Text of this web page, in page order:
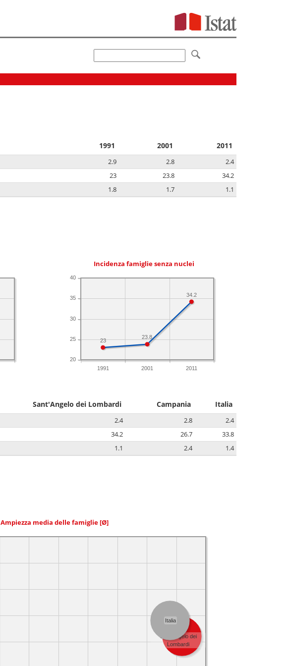
1991 2001 2011
2.9 2.8
2.4
23 23.8
34.2
1.8 1.7 1.1
Incidenza famiglie senza nuclei
1991 2001 2011
20
25
30
35
40
34.2
23.8
23
Sant'Angelo dei Lombardi Campania Italia
2.4 2.8
2.4
34.2 26.7
33.8
1.1 2.4 1.4
Ampiezza media delle famiglie [Ø]
Sant'Angelo dei
Lombardi
Italia